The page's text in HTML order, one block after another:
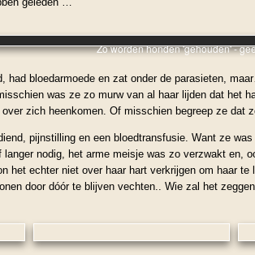
Zo worden honden 'gehouden' -
had bloedarmoede en zat onder de parasieten,
was ze zo murw van al haar lijden dat het
zich heenkomen. Of misschien begreep ze dat
pijnstilling en een bloedtransfusie. Want ze
nodig, het arme meisje was zo verzwakt en,
het echter niet over haar hart verkrijgen om haar
door dóór te blijven vechten.. Wie zal het